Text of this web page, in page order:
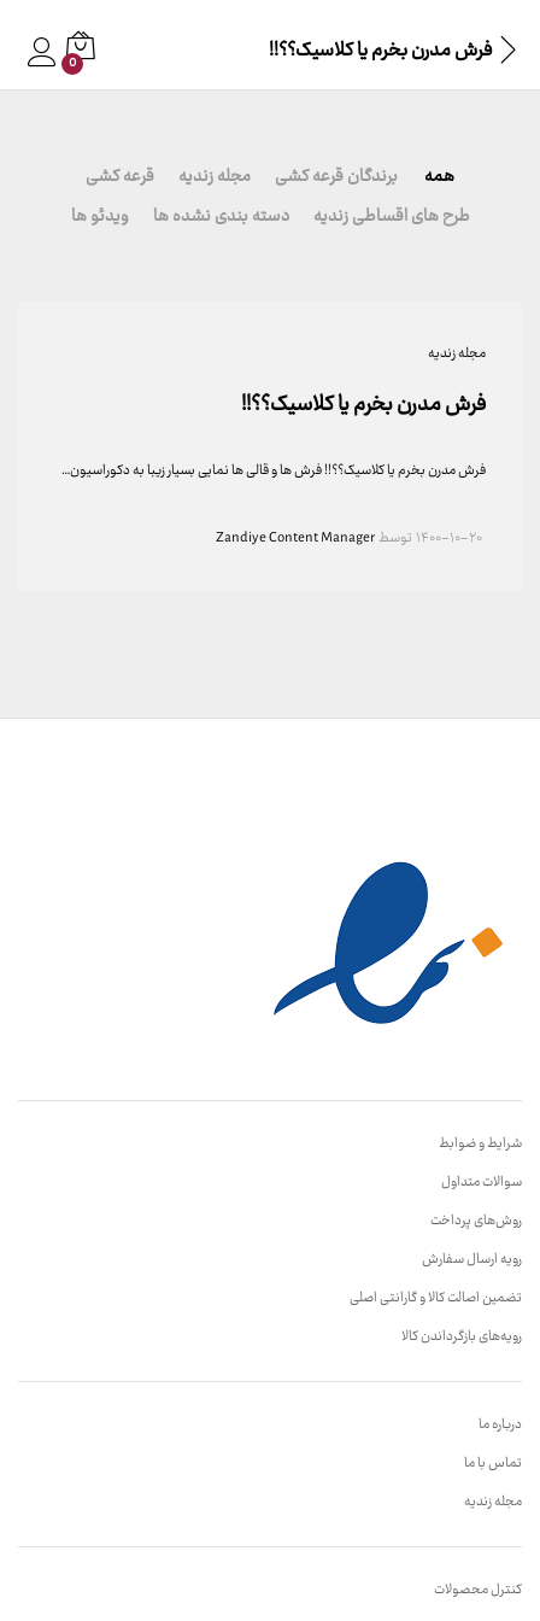
فرش مدرن بخرم یا کلاسیک؟؟!! 0
همه برندگان قرعه کشی مجله زندیه
قرعه کشی
طرح های اقساطی زندیه
دسته بندی نشده ها ویدئو ها
مجله زندیه
فرش مدرن بخرم یا کلاسیک؟؟!!
فرش مدرن بخرم یا کلاسیک؟؟!! فرش ها و قالی ها نمایی بسیار زیبا به دکوراسیون…
۱۴۰۰-۱۰-۲۰ توسطZandiye Content Manager
شرایط و ضوابط
سوالات متداول
روش‌های پرداخت
رویه ارسال سفارش
تضمین اصالت کالا و گارانتی اصلی
رویه‌های بازگرداندن کالا
درباره ما
تماس با ما
مجله زندیه
کنترل محصولات